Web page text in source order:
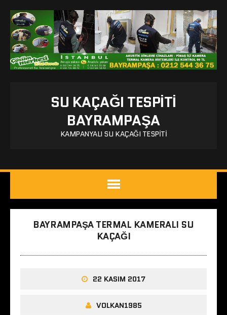
SU KAÇAĞI TESPITI
BAYRAMPAŞA
KAMPANYALI SU KAÇAĞI TESPITI
BAYRAMPAŞA TERMAL KAMERALI SU
KAÇAĞI
22 KASIM 2017
VOLKAN1985